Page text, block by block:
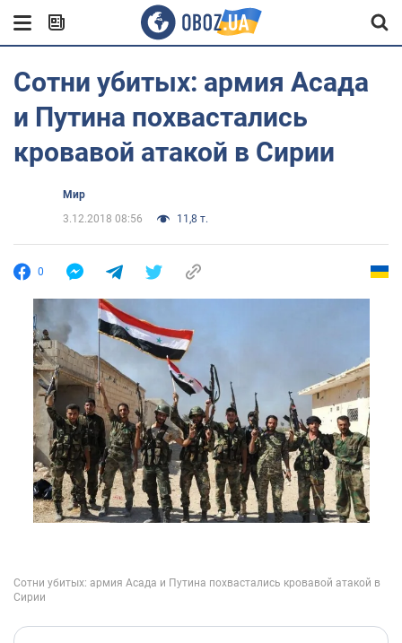
Сотни убитых: армия Асада
и Путина похвастались
кровавой атакой в Сирии
Мир
3.12.2018 08:56
11,8 т.
0